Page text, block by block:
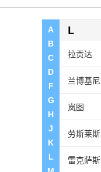
A
B
C
D
F
G
H
J
K
L
克莱斯勒
L
拉贡达
兰博基尼
岚图
劳斯莱斯
雷克萨斯